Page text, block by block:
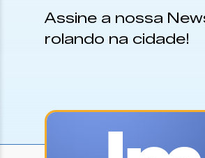
Assine a nossa
rolando na cidade!